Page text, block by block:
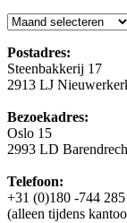
Blog
Postadres:
Steenbakkerij 17
2913 LJ
Bezoekadres:
Oslo 15
2993 LD
Telefoon:
+31 (0)180 -744 285
(alleen tijdens